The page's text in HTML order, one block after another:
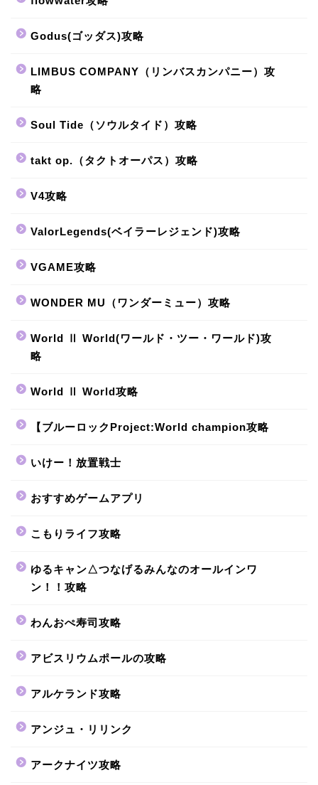
Godus(ゴッダス)攻略
LIMBUS COMPANY（リンバスカンパニー）攻
略
Soul Tide（ソウルタイド）攻略
takt op.（タクトオーパス）攻略
V4攻略
ValorLegends(ベイラーレジェンド)攻略
VGAME攻略
WONDER MU（ワンダーミュー）攻略
World Ⅱ World(ワールド・ツー・ワールド)攻
略
World Ⅱ World攻略
【ブルーロックProject:World champion攻略
いけー！放置戦士
おすすめゲームアプリ
こもりライフ攻略
ゆるキャン△つなげるみんなのオールインワ
ン！！攻略
わんおぺ寿司攻略
アビスリウムポールの攻略
アルケランド攻略
アンジュ・リリンク
アークナイツ攻略